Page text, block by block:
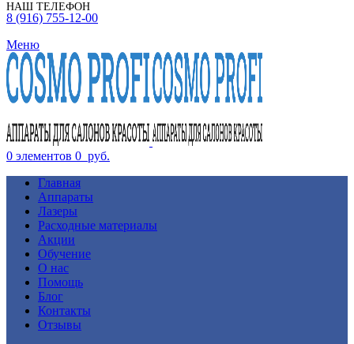
НАШ ТЕЛЕФОН
8 (916) 755-12-00
Меню
0 элементов 0 руб.
Главная
Аппараты
Лазеры
Расходные материалы
Акции
Обучение
О нас
Помощь
Блог
Контакты
Отзывы